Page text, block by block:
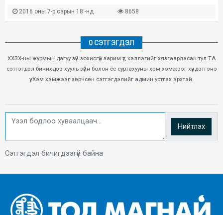
2016 оны 7-р сарын 18 -нд 8658
0 СЭТГЭГДЭЛ
ХХЗХ-ны журмын дагуу зүй зохисгүй зарим үг, хэллэгийг хязгаарласан тул ТА
сэтгэгдэл бичихдээ хууль зүйн болон ёс суртахууны хэм хэмжээг хүндэтгэнэ
үү. Хэм хэмжээг зөрчсөн сэтгэгдэлийг админ устгах эрхтэй.
Нийтлэх
Сэтгэгдэл бичигдээгүй байна